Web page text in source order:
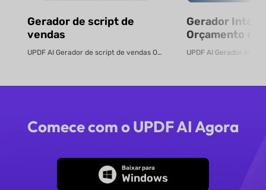
Gerador de script de
vendas
UPDF AI Gerador de script de vendas O UPDF AI transforma PDFs de produtos ...
Gerador
Orçamento
Gratuito
Comece com o UPDF AI Agora
Baixar para
Windows